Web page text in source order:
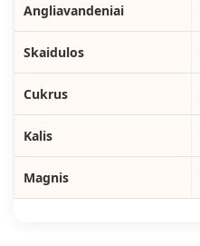
Angliavandeniai
Skaidulos
Cukrus
Kalis
Magnis